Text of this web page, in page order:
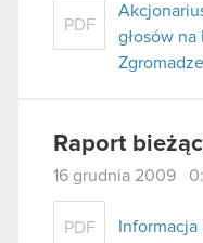
PDF
głosów na
Raport
16 grudnia 2009
PDF